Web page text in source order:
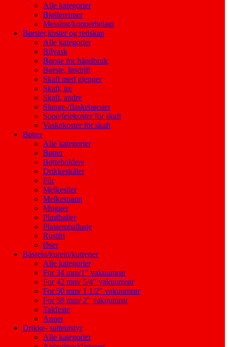
Alle kategorier
Bjøllereimer
Messing/kopperbelagt
Børster,koster og redskap
Alle kategorier
Bilvask
Børste for håndbruk
Børste, løsdrift
Skaft med gjenger
Skaft, tre
Skaft, andre
Slange-/flaskebørster
Sope/feiekoster for skaft
Vaskekoster for skaft
Bøtter
Alle kategorier
Bøtter
Bøtteholdere
Drikkeskåler
Fôr
Melkesiler
Melkespann
Mugger
Plastbaljer
Plastemballasje
Rustfri
Øser
Båsrein/kurein/kutrener
Alle kategorier
For 34 mm/1″ vakuumrør
For 42 mm/ 5/4″ vakuumrør
For 50 mm/ 1 1/2″ vakuumrør
For 58 mm/ 2″ vakuumrør
Takfeste
Annet
Drikke- sutteutstyr
Alle kategorier